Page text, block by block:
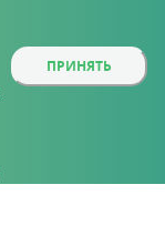
ПРИНЯТЬ